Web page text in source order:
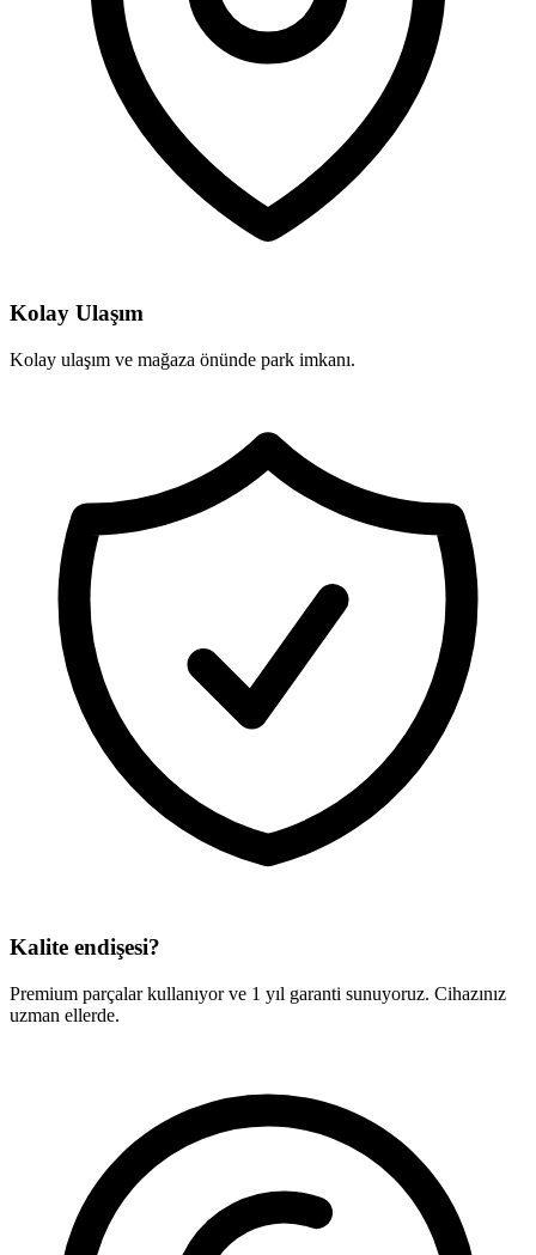
Kolay Ulaşım
Kolay ulaşım ve mağaza önünde park imkanı.
Kalite endişesi?
Premium parçalar kullanıyor ve 1 yıl garanti sunuyoruz. Cihazınız
uzman ellerde.